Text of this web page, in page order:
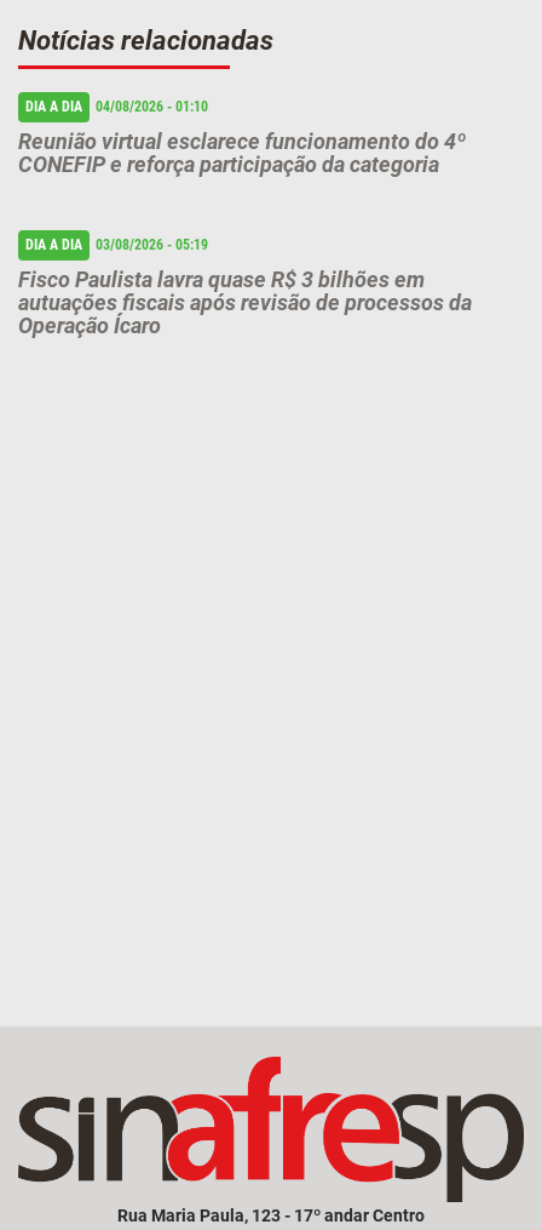
Notícias relacionadas
DIA A DIA 04/08/2026 - 01:10
Reunião virtual esclarece funcionamento do 4º
CONEFIP e reforça participação da categoria
DIA A DIA 03/08/2026 - 05:19
Fisco Paulista lavra quase R$ 3 bilhões em
autuações fiscais após revisão de processos da
Operação Ícaro
Rua Maria Paula, 123 - 17º andar Centro